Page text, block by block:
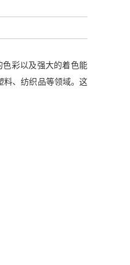
彩以及强大的着色能
料、纺织品等领域。这